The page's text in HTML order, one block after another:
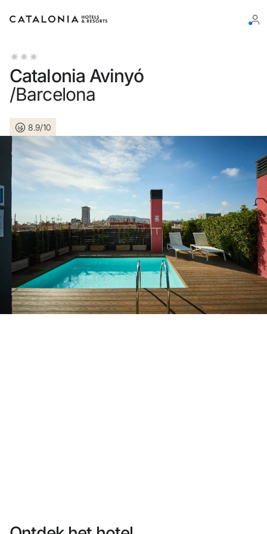
Log in op je account
Log in
Wachtwoord vergeten?
of gebruik een van deze opties
Aanmelden met Google
Sessie beginnen met enkel e-mailadres
Heb je nog geen account?
Een account aanmaken
Catalonia Avinyó
/Barcelona
8.9/10